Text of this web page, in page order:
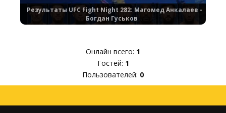
Результаты UFC Fight Night 282: Магомед Анкалаев -
Богдан Гуськов
Онлайн всего: 1
Гостей: 1
Пользователей: 0